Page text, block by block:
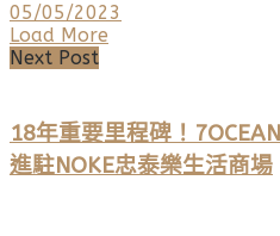
05/05/2023
Load More
Next Post
18年重要里程碑！
進駐NOKE忠泰樂生活商場